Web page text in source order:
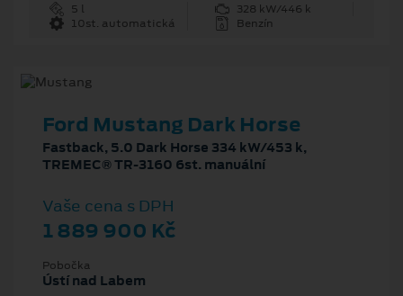
5 l
328 kW/446 k
10st. automatická
Benzín
Ford Mustang Dark Horse
Fastback, 5.0 Dark Horse 334 kW/453 k,
TREMEC® TR-3160 6st. manuální
Vaše cena s DPH
1 889 900 Kč
Pobočka
Ústí nad Labem